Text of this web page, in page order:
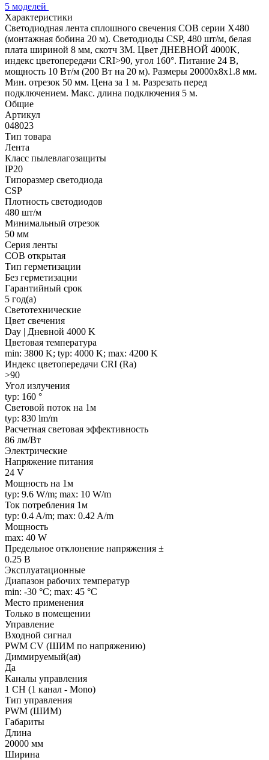
5 моделей
Характеристики
Светодиодная лента сплошного свечения COB серии X480
(монтажная бобина 20 м). Светодиоды CSP, 480 шт/м, белая
плата шириной 8 мм, скотч 3M. Цвет ДНЕВНОЙ 4000K,
индекс цветопередачи CRI>90, угол 160°. Питание 24 В,
мощность 10 Вт/м (200 Вт на 20 м). Размеры 20000х8х1.8 мм.
Мин. отрезок 50 мм. Цена за 1 м. Разрезать перед
подключением. Макс. длина подключения 5 м.
Общие
Артикул
048023
Тип товара
Лента
Класс пылевлагозащиты
IP20
Типоразмер светодиода
CSP
Плотность светодиодов
480 шт/м
Минимальный отрезок
50 мм
Серия ленты
COB открытая
Тип герметизации
Без герметизации
Гарантийный срок
5 год(а)
Светотехнические
Цвет свечения
Day | Дневной 4000 K
Цветовая температура
min: 3800 K; typ: 4000 K; max: 4200 K
Индекс цветопередачи CRI (Ra)
>90
Угол излучения
typ: 160 °
Световой поток на 1м
typ: 830 lm/m
Расчетная световая эффективность
86 лм/Вт
Электрические
Напряжение питания
24 V
Мощность на 1м
typ: 9.6 W/m; max: 10 W/m
Ток потребления 1м
typ: 0.4 A/m; max: 0.42 A/m
Мощность
max: 40 W
Предельное отклонение напряжения ±
0.25 В
Эксплуатационные
Диапазон рабочих температур
min: -30 °C; max: 45 °C
Место применения
Только в помещении
Управление
Входной сигнал
PWM СV (ШИМ по напряжению)
Диммируемый(ая)
Да
Каналы управления
1 CH (1 канал - Mono)
Тип управления
PWM (ШИМ)
Габариты
Длина
20000 мм
Ширина